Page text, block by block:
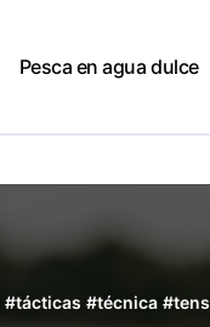
Pesca en agua dulce
#tácticas #técnica #tens